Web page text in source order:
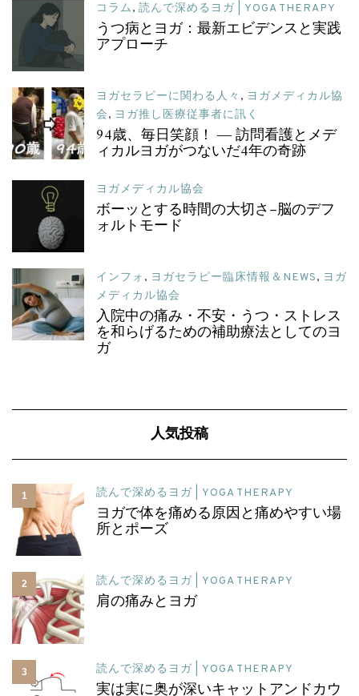
コラム, 読んで深めるヨガ | YOGA THERAPY
うつ病とヨガ：最新エビデンスと実践
アプローチ
ヨガセラピーに関わる人々 , ヨガメディカル協
会, ヨガ推し医療従事者に訊く
94歳、毎日笑顔！ ― 訪問看護とメデ
ィカルヨガがつないだ4年の奇跡
ヨガメディカル協会
ボーッとする時間の大切さ–脳のデフ
ォルトモード
インフォ , ヨガセラピー臨床情報＆NEWS, ヨガ
メディカル協会
入院中の痛み・不安・うつ・ストレス
を和らげるための補助療法としてのヨ
ガ
人気投稿
1 読んで深めるヨガ | YOGA THERAPY
ヨガで体を痛める原因と痛めやすい場
所とポーズ
2 読んで深めるヨガ | YOGA THERAPY
肩の痛みとヨガ
3 読んで深めるヨガ | YOGA THERAPY
実は実に奥が深いキャットアンドカウ